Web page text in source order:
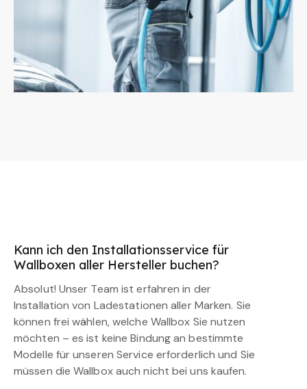
Kann ich den Installationsservice für
Wallboxen aller Hersteller buchen?
Absolut! Unser Team ist erfahren in der
Installation von Ladestationen aller Marken. Sie
können frei wählen, welche Wallbox Sie nutzen
möchten – es ist keine Bindung an bestimmte
Modelle für unseren Service erforderlich und Sie
müssen die Wallbox auch nicht bei uns kaufen.